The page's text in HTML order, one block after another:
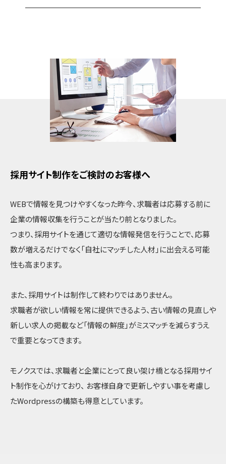
採用サイト制作をご検討のお客様へ
WEBで情報を見つけやすくなった昨今、求職者は応募する前に
企業の情報収集を行うことが当たり前となりました。
つまり、採用サイトを通じて適切な情報発信を行うことで、応募
数が増えるだけでなく「自社にマッチした人材」に出会える可能
性も高まります。
また、採用サイトは制作して終わりではありません。
求職者が欲しい情報を常に提供できるよう、古い情報の見直しや
新しい求人の掲載など「情報の鮮度」がミスマッチを減らすうえ
で重要となってきます。
モノクスでは、求職者と企業にとって良い架け橋となる採用サイ
ト制作を心がけており、 お客様自身で更新しやすい事を考慮し
たWordpressの構築も得意としています。